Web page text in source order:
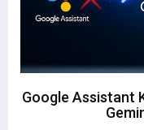
Google Assistant